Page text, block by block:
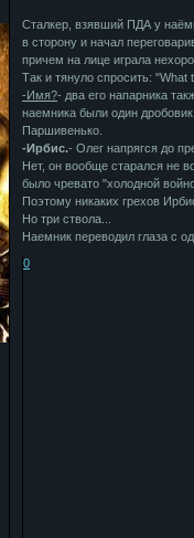
Сталкер, взявший ПДА у
в сторону и начал
причем на лице играла
Так и тянуло спросить: "What
-Имя?- два его напарника
наемника были один
Паршивенько.
-Ирбис.- Олег напрягся до
Нет, он вообще старался не
было чревато "холодной
Поэтому никаких грехов
Но три ствола...
Наемник переводил глаза с
0